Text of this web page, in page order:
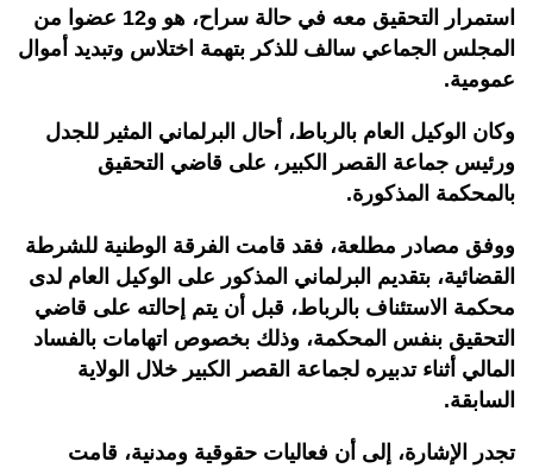
استمرار التحقيق معه في حالة سراح، هو و12 عضوا من
المجلس الجماعي سالف للذكر بتهمة اختلاس وتبديد أموال
عمومية.
وكان الوكيل العام بالرباط، أحال البرلماني المثير للجدل
ورئيس جماعة القصر الكبير، على قاضي التحقيق
بالمحكمة المذكورة.
ووفق مصادر مطلعة، فقد قامت الفرقة الوطنية للشرطة
القضائية، بتقديم البرلماني المذكور على الوكيل العام لدى
محكمة الاستئناف بالرباط، قبل أن يتم إحالته على قاضي
التحقيق بنفس المحكمة، وذلك بخصوص اتهامات بالفساد
المالي أثناء تدبيره لجماعة القصر الكبير خلال الولاية
السابقة.
تجدر الإشارة، إلى أن فعاليات حقوقية ومدنية، قامت